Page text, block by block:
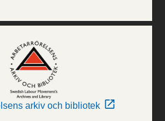
arkiv och bibliotek